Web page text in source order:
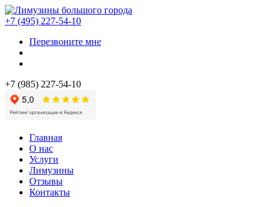
+7 (495) 227-54-10
Перезвоните мне
+7 (985) 227-54-10
Главная
О нас
Услуги
Лимузины
Отзывы
Контакты